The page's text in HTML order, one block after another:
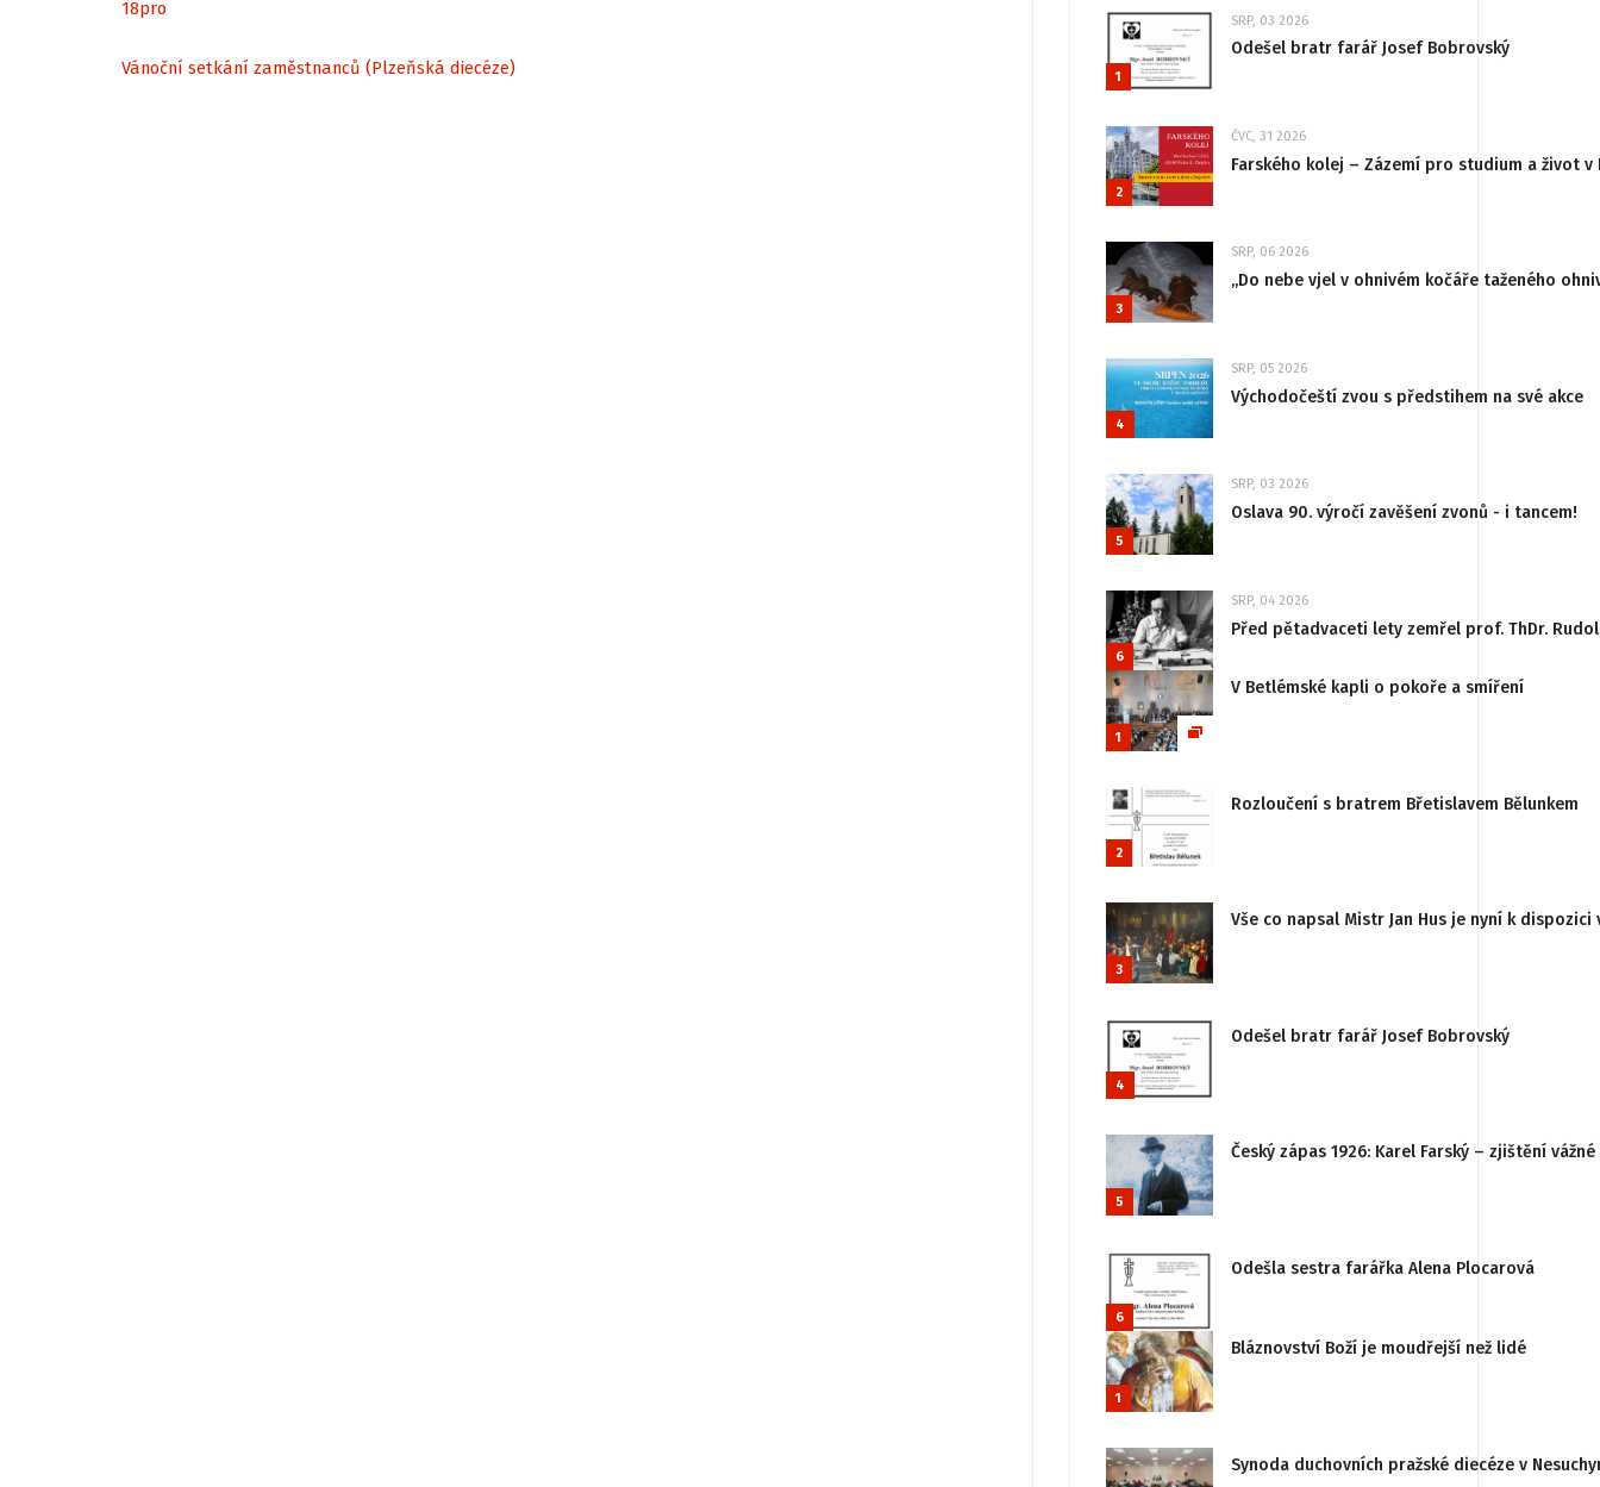
18pro
Vánoční setkání zaměstnanců (Plzeňská diecéze) 1
SRP, 03 2026
Odešel bratr farář Josef Bobrovský
2
ČVC, 31 2026
Farského kolej – Zázemí pro studium a život v
3
SRP, 06 2026
„Do nebe vjel v ohnivém kočáře taženého
4
SRP, 05 2026
Východočeští zvou s předstihem na své akce
5
SRP, 03 2026
Oslava 90. výročí zavěšení zvonů - i tancem!
6
SRP, 04 2026
Před pětadvaceti lety zemřel prof. ThDr.
1
V Betlémské kapli o pokoře a smíření
2
Rozloučení s bratrem Břetislavem Bělunkem
3
Vše co napsal Mistr Jan Hus je nyní k
4
Odešel bratr farář Josef Bobrovský
5
Český zápas 1926: Karel Farský – zjištění
6
Odešla sestra farářka Alena Plocarová
1
Bláznovství Boží je moudřejší než lidé
Synoda duchovních pražské diecéze v